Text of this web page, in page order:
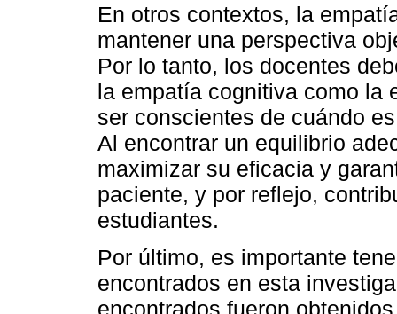
En otros contextos, la
mantener una perspectiva
Por lo tanto, los docentes
la empatía cognitiva como la
ser conscientes de cuándo
Al encontrar un equilibrio
maximizar su eficacia y
paciente, y por reflejo,
estudiantes.
Por último, es importante
encontrados en esta
encontrados fueron